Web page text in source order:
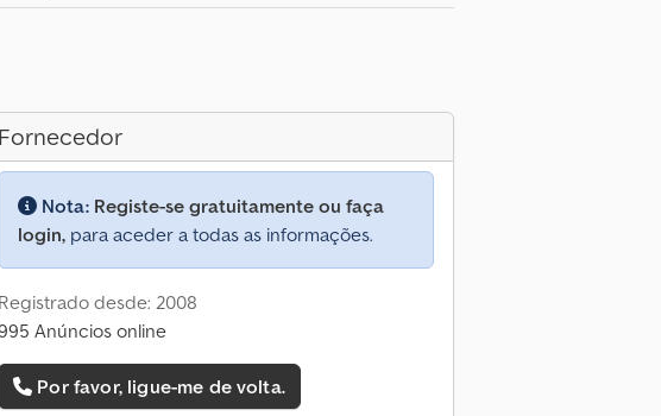
Fornecedor
Nota: Registe-se gratuitamente ou faça
login, para aceder a todas as informações.
Registrado desde: 2008
Anúncios online
Por favor, ligue-me de volta.